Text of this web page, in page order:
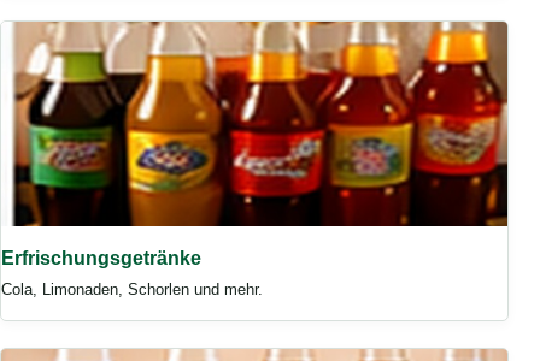
Erfrischungsgetränke
Cola, Limonaden, Schorlen und mehr.